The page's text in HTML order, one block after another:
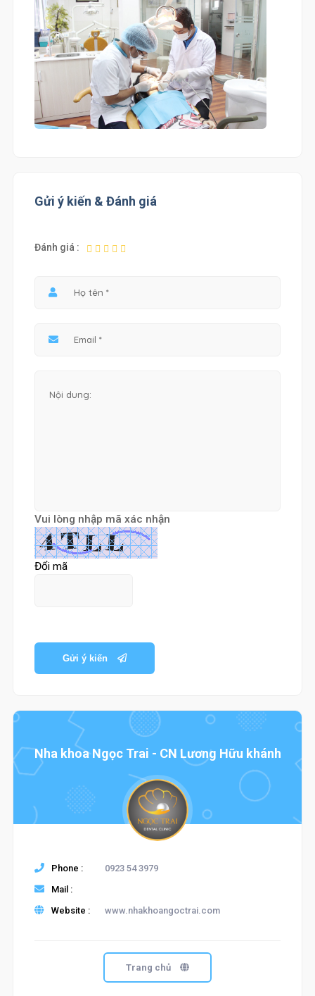
Gửi ý kiến & Đánh giá
Đánh giá :
Vui lòng nhập mã xác nhận
Đổi mã
Gửi ý kiến
Nha khoa Ngọc Trai - CN Lương Hữu khánh
Phone :
0923 54 3979
Mail :
Website :
www.nhakhoangoctrai.com
Trang chủ